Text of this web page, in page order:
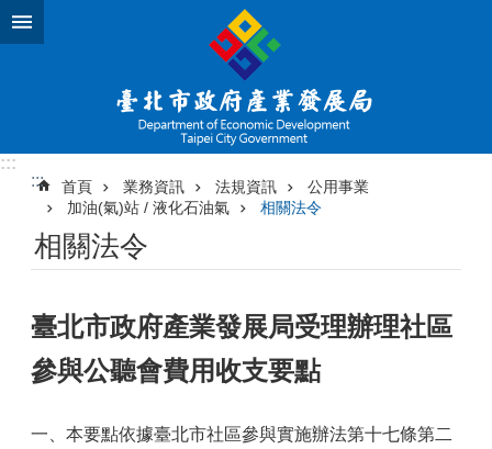
跳到主要內容區塊
:::
:::
首頁 業務資訊 法規資訊
公用事業
加油(氣)站 / 液化石油氣
相關法令
相關法令
臺北市政府產業發展局受理辦理社區
參與公聽會費用收支要點
一、本要點依據臺北市社區參與實施辦法第十七條第二